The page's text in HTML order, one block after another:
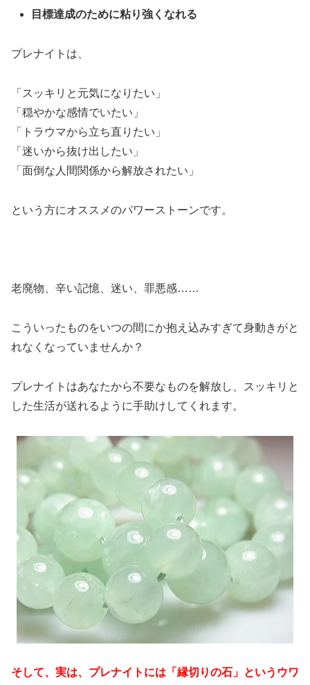
目標達成のために粘り強くなれる
プレナイトは、
「スッキリと元気になりたい」
「穏やかな感情でいたい」
「トラウマから立ち直りたい」
「迷いから抜け出したい」
「面倒な人間関係から解放されたい」
という方にオススメのパワーストーンです。
老廃物、辛い記憶、迷い、罪悪感……
こういったものをいつの間にか抱え込みすぎて身動きがと
れなくなっていませんか？
プレナイトはあなたから不要なものを解放し、スッキリと
した生活が送れるように手助けしてくれます。
そして、実は、プレナイトには「縁切りの石」というウワ